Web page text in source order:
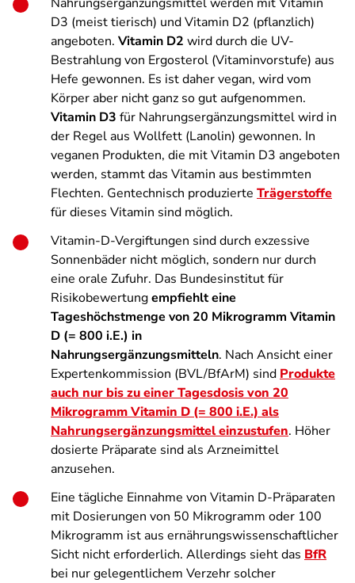
D3 (meist tierisch) und Vitamin D2 (pflanzlich)
angeboten. Vitamin D2 wird durch die UV-
Bestrahlung von Ergosterol (Vitaminvorstufe) aus
Hefe gewonnen. Es ist daher vegan, wird vom
Körper aber nicht ganz so gut aufgenommen.
Vitamin D3 für Nahrungsergänzungsmittel wird in
der Regel aus Wollfett (Lanolin) gewonnen. In
veganen Produkten, die mit Vitamin D3 angeboten
werden, stammt das Vitamin aus bestimmten
Flechten. Gentechnisch produzierte Trägerstoffe
für dieses Vitamin sind möglich.
Vitamin-D-Vergiftungen sind durch exzessive
Sonnenbäder nicht möglich, sondern nur durch
eine orale Zufuhr. Das Bundesinstitut für
Risikobewertungempfiehlt eine
Tageshöchstmenge von 20 Mikrogramm Vitamin
D (= 800 i.E.) in
Nahrungsergänzungsmitteln. Nach Ansicht einer
Expertenkommission (BVL/BfArM) sind Produkte
auch nur bis zu einer Tagesdosis von 20
Mikrogramm Vitamin D (= 800 i.E.) als
Nahrungsergänzungsmittel einzustufen. Höher
dosierte Präparate sind als Arzneimittel
anzusehen.
Eine tägliche Einnahme von Vitamin D-Präparaten
mit Dosierungen von 50 Mikrogramm oder 100
Mikrogramm ist aus ernährungswissenschaftlicher
Sicht nicht erforderlich. Allerdings sieht das BfR
bei nur gelegentlichem Verzehr solcher